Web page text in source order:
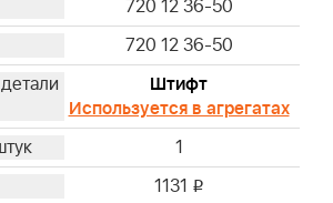
720 12 36-50
720 12 36-50
Штифт
Используется в агрегатах
1
1131 i